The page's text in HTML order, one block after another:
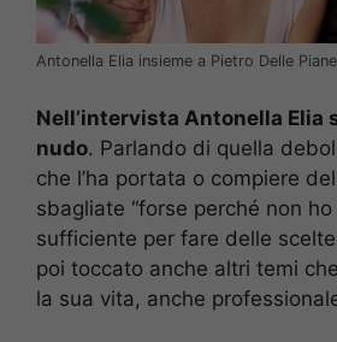
Antonella Elia insieme a Pietro Delle
Nell’intervista Antonella Elia
nudo. Parlando di quella
che l’ha portata o compiere
sbagliate “forse perché non
sufficiente per fare delle scelte
poi toccato anche altri temi
la sua vita, anche